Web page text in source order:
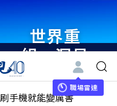
世界重
組・洞見
未來 與
世界領袖
職場雷達
刷手機就能變厲害